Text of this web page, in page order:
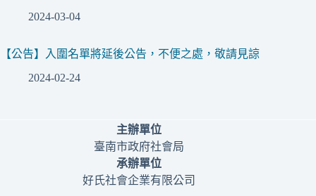
2024-03-04
【公告】入圍名單將延後公告，不便之處，敬請見諒
2024-02-24
主辦單位
臺南市政府社會局
承辦單位
好氏社會企業有限公司